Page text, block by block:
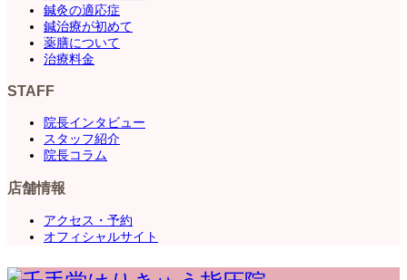
鍼灸の適応症
鍼治療が初めて
薬膳について
治療料金
STAFF
院長インタビュー
スタッフ紹介
院長コラム
店舗情報
アクセス・予約
オフィシャルサイト